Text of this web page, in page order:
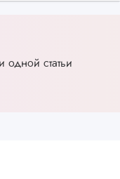
одной статьи